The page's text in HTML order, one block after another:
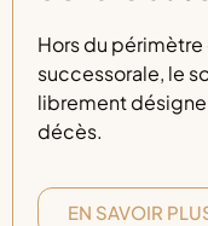
Hors du
successorale, le
librement
décès.
EN SAVOIR